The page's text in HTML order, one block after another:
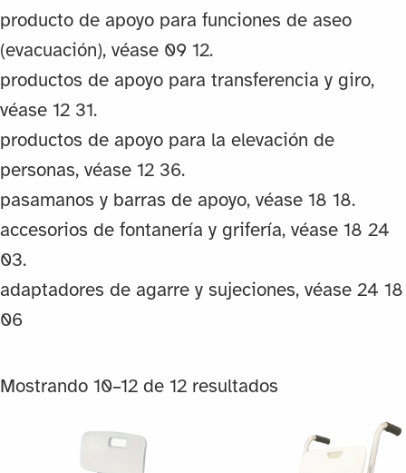
producto de apoyo para funciones de aseo
(evacuación), véase 09 12.
productos de apoyo para transferencia y giro,
véase 12 31.
productos de apoyo para la elevación de
personas, véase 12 36.
pasamanos y barras de apoyo, véase 18 18.
accesorios de fontanería y grifería, véase 18 24
03.
adaptadores de agarre y sujeciones, véase 24 18
06
Mostrando 10–12 de 12 resultados